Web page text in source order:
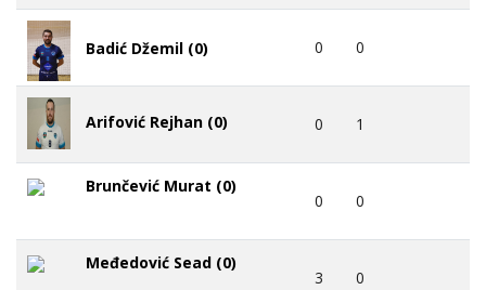
Badić Džemil (0) 0 0
Arifović Rejhan (0) 0 1
Brunčević Murat (0)
0 0
Međedović Sead (0)
3 0